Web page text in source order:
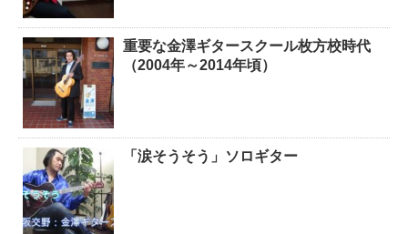
重要な金澤ギタースクール枚方校時代
（2004年～2014年頃）
「涙そうそう」ソロギター